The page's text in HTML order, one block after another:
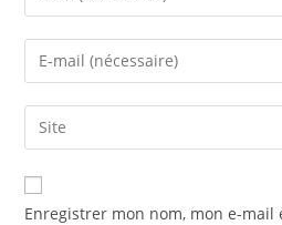
your
name
comment
Enter
your
email
address
comment
Saisir
l’URL
de
votre
Enregistrer mon nom, mon e-mail